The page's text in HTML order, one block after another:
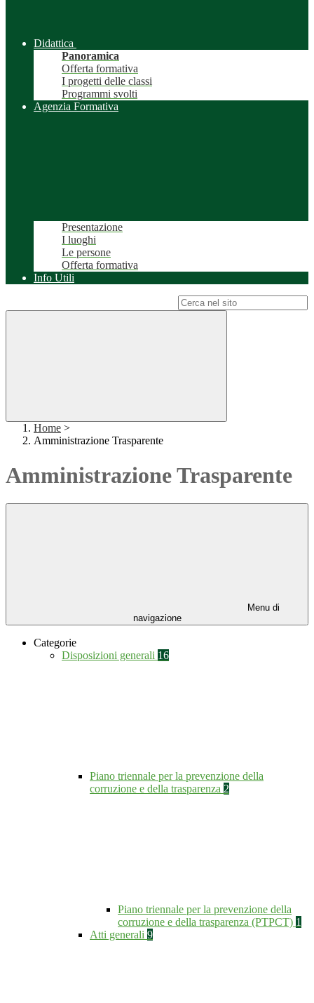
Didattica
Panoramica
Offerta formativa
I progetti delle classi
Programmi svolti
Agenzia Formativa
Presentazione
I luoghi
Le persone
Offerta formativa
Info Utili
Home >
Amministrazione Trasparente
Amministrazione Trasparente
Menu di
navigazione
Categorie
Disposizioni generali 16
Piano triennale per la prevenzione della
corruzione e della trasparenza 2
Piano triennale per la prevenzione della
corruzione e della trasparenza (PTPCT) 1
Atti generali 9